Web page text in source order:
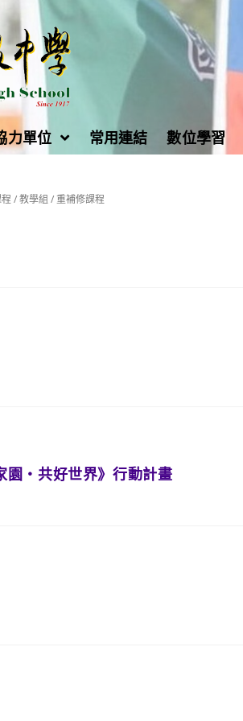
力單位 常用連結 數位學習
/教學組 /重補修課程
園・共好世界》行動計畫